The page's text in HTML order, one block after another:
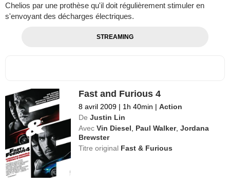
Chelios par une prothèse qu'il doit régulièrement stimuler en
s'envoyant des décharges électriques.
STREAMING
Fast and Furious 4
8 avril 2009 | 1h 40min | Action
De Justin Lin
Avec Vin Diesel Paul Walker,Jordana
Brewster
Titre original Fast & Furious